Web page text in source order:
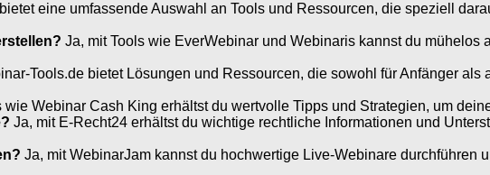
eine umfassende Auswahl an Tools und Ressourcen, die speziell
Ja, mit Tools wie EverWebinar und Webinaris kannst du mühelos
Tools.de bietet Lösungen und Ressourcen, die sowohl für Anfänger als
wie Webinar Cash King erhältst du wertvolle Tipps und Strategien, um
Ja, mit E-Recht24 erhältst du wichtige rechtliche Informationen und
Ja, mit WebinarJam kannst du hochwertige Live-Webinare durchführen